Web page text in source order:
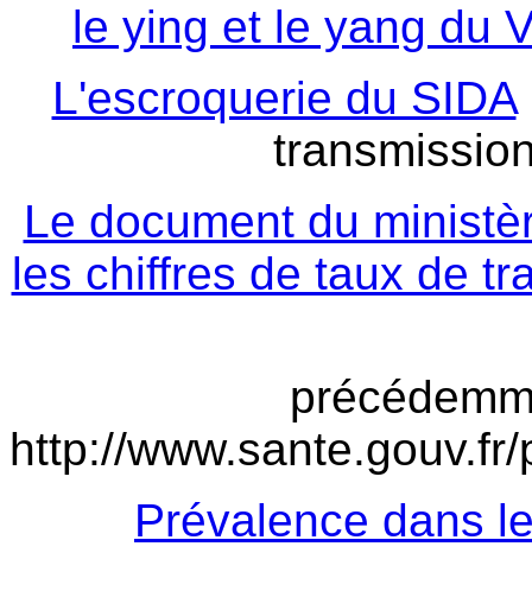
le ying et le yang du
L'escroquerie du SIDA
Le document du
les chiffres de taux de
http://
Prévalence dans